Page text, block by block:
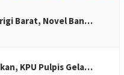
Barat, Novel Ban…
KPU Pulpis Gela…